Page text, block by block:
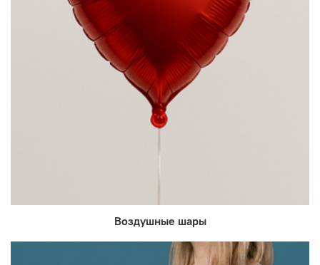
Воздушные шары